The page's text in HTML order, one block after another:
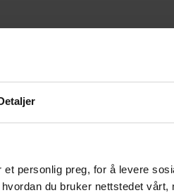
personlig preg, for å levere
du bruker nettstedet vårt,